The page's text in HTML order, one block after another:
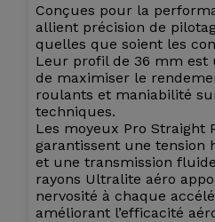
Conçues pour la
allient précision de
quelles que soient les
Leur profil de 36 mm est
de maximiser le
roulants et maniabilité
techniques.
Les moyeux Pro Straight
garantissent une tension
et une transmission
rayons Ultralite aéro
nervosité à chaque
améliorant l’efficacité